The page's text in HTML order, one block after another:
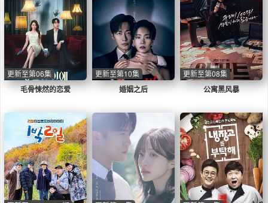
毛骨悚然的恋爱
更新至第06集
婚姻之后
更新至第10集
公寓黑风暴
更新至第08集